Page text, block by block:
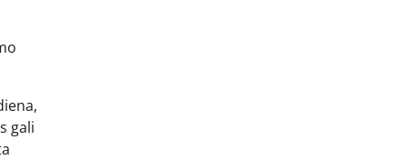
gali